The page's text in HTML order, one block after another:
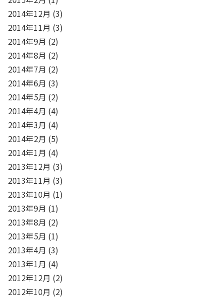
2014年12月 (3)
2014年11月 (3)
2014年9月 (2)
2014年8月 (2)
2014年7月 (2)
2014年6月 (3)
2014年5月 (2)
2014年4月 (4)
2014年3月 (4)
2014年2月 (5)
2014年1月 (4)
2013年12月 (3)
2013年11月 (3)
2013年10月 (1)
2013年9月 (1)
2013年8月 (2)
2013年5月 (1)
2013年4月 (3)
2013年1月 (4)
2012年12月 (2)
2012年10月 (2)